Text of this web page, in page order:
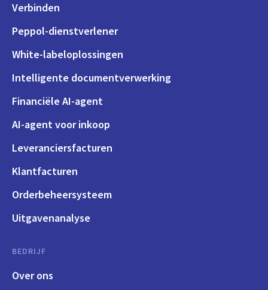
Verbinden
Peppol-dienstverlener
White-labeloplossingen
Intelligente documentverwerking
Financiële AI-agent
AI-agent voor inkoop
Leveranciersfacturen
Klantfacturen
Orderbeheersysteem
Uitgavenanalyse
BEDRIJF
Over ons